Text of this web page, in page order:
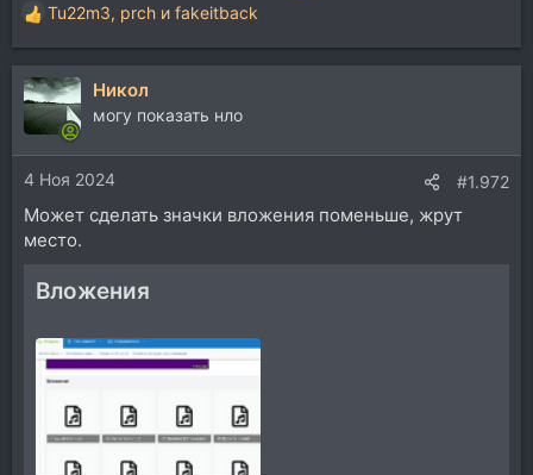
Р
е
а
к
ц
и
и
:
Tu22m3, prch и fakeitback
Никол
могу показать нло
4 Ноя 2024 #1.972
Может сделать значки вложения поменьше, жрут
место.
Вложения